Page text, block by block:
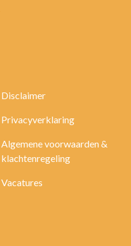
Disclaimer
Privacyverklaring
Algemene voorwaarden &
klachtenregeling
Vacatures